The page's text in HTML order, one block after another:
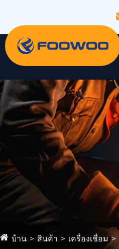
บ้าน สินค้า เครื่องเชื่อม